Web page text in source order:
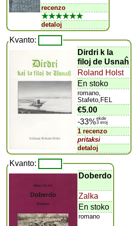
recenzo
★★★★★★
detaloj
Kvanto:
Dirdri k la
filoj de Usnaĥ
Roland Holst
En stoko
romano,
Stafeto,FEL
€5.00
-33%ekde
3 eroj
1 recenzo
pritaksi
detaloj
Kvanto:
Doberdo
Zalka
En stoko
romano